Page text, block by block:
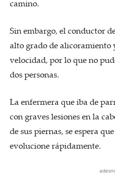
camino.
Sin embargo, el conductor
alto grado de alicoramiento
velocidad, por lo que no
dos personas.
La enfermera que iba de
con graves lesiones en la
de sus piernas, se espera
evolucione rápidamente.